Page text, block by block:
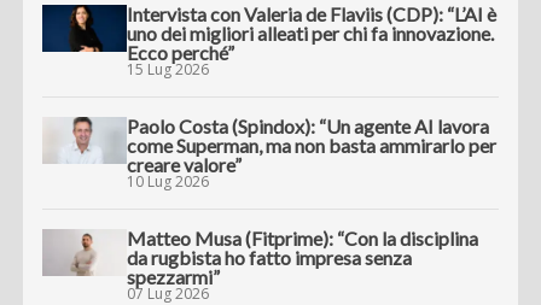
Intervista con Valeria de Flaviis (CDP): “L’AI è
uno dei migliori alleati per chi fa innovazione.
Ecco perché”
15 Lug 2026
Paolo Costa (Spindox): “Un agente AI lavora
come Superman, ma non basta ammirarlo per
creare valore”
10 Lug 2026
Matteo Musa (Fitprime): “Con la disciplina
da rugbista ho fatto impresa senza
spezzarmi”
07 Lug 2026